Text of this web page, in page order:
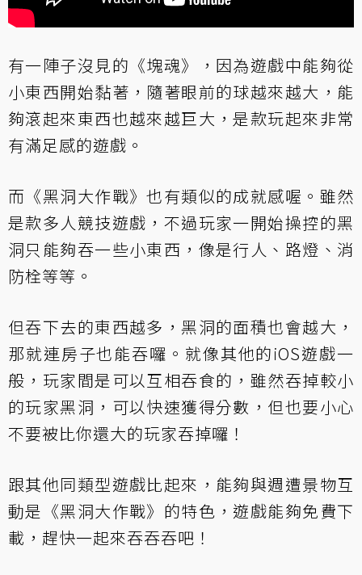
有一陣子沒見的《塊魂》，因為遊戲中能夠從
小東西開始黏著，隨著眼前的球越來越大，能
夠滾起來東西也越來越巨大，是款玩起來非常
有滿足感的遊戲。
而《黑洞大作戰》也有類似的成就感喔。雖然
是款多人競技遊戲，不過玩家一開始操控的黑
洞只能夠吞一些小東西，像是行人、路燈、消
防栓等等。
但吞下去的東西越多，黑洞的面積也會越大，
那就連房子也能吞囉。就像其他的iOS遊戲一
般，玩家間是可以互相吞食的，雖然吞掉較小
的玩家黑洞，可以快速獲得分數，但也要小心
不要被比你還大的玩家吞掉囉！
跟其他同類型遊戲比起來，能夠與週遭景物互
動是《黑洞大作戰》的特色，遊戲能夠免費下
載，趕快一起來吞吞吞吧！